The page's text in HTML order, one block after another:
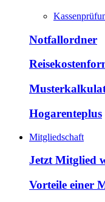
Notfallordner
Hogarenteplus
Mitgliedschaft
Jetzt Mitglied
Vorteile einer